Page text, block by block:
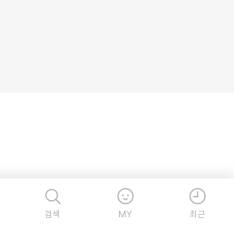
검색 MY 최근